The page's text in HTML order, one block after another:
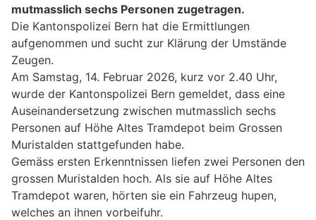
mutmasslich sechs Personen zugetragen.
Die Kantonspolizei Bern hat die Ermittlungen
aufgenommen und sucht zur Klärung der Umstände
Zeugen.
Am Samstag, 14. Februar 2026, kurz vor 2.40 Uhr,
wurde der Kantonspolizei Bern gemeldet, dass eine
Auseinandersetzung zwischen mutmasslich sechs
Personen auf Höhe Altes Tramdepot beim Grossen
Muristalden stattgefunden habe.
Gemäss ersten Erkenntnissen liefen zwei Personen den
grossen Muristalden hoch. Als sie auf Höhe Altes
Tramdepot waren, hörten sie ein Fahrzeug hupen,
welches an ihnen vorbeifuhr.